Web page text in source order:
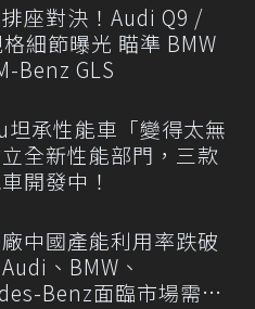
座對決！Audi Q9 /
格細節曝光 瞄準 BMW
Benz GLS
坦承性能車「變得太無
全新性能部門，三款
開發中！
中國產能利用率跌破
、BMW、
Benz面臨市場需求